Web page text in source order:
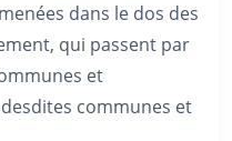
dans le dos des
qui passent par
et
communes et